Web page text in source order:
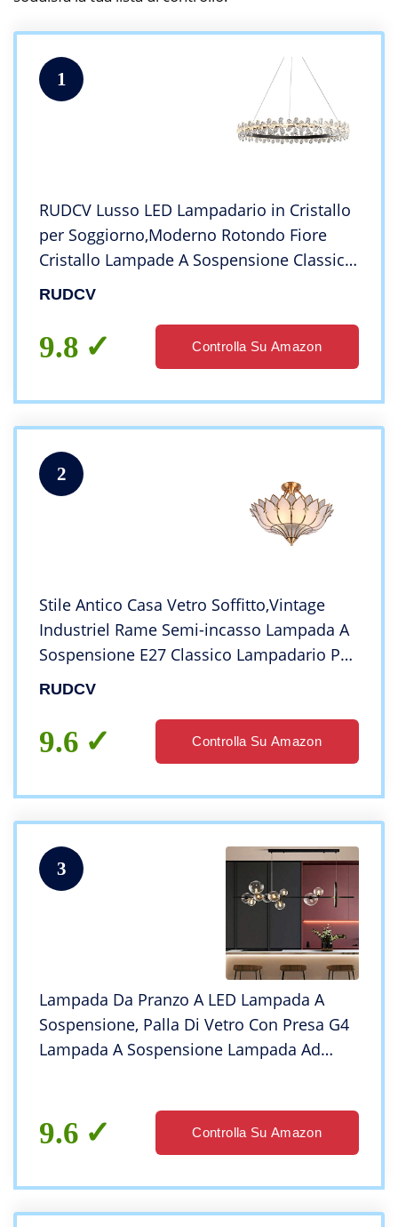
1
RUDCV Lusso LED Lampadario in Cristallo
per Soggiorno,Moderno Rotondo Fiore
Cristallo Lampade A Sospensione Classico
Rustica Plafoniera per da Pranzo Camera
RUDCV
9.8 Controlla Su Amazon
2
Stile Antico Casa Vetro Soffitto,Vintage
Industriel Rame Semi-incasso Lampada A
Sospensione E27 Classico Lampadario Per
Soggiorno Camera Letto Ufficio-Rame 45 *
RUDCV
9.6 Controlla Su Amazon
3
Lampada Da Pranzo A LED Lampada A
Sospensione, Palla Di Vetro Con Presa G4
Lampada A Sospensione Lampada Ad
Cucina Isol
9.6 Controlla Su Amazon